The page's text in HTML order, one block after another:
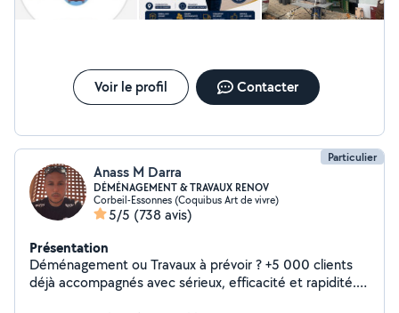
Voir le profil Contacter
Particulier
Anass M Darra
DÉMÉNAGEMENT & TRAVAUX RENOV
Corbeil-Essonnes (Coquibus Art de vivre)
5/5 (738 avis)
Présentation
Déménagement ou Travaux à prévoir ? +5 000 clients
déjà accompagnés avec sérieux, efficacité et rapidité.